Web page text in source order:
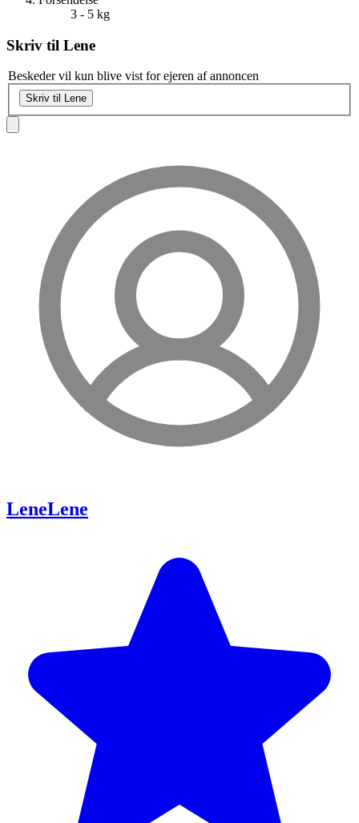
3 - 5 kg
Skriv til Lene
Beskeder vil kun blive vist for ejeren af annoncen
Skriv til Lene
LeneLene